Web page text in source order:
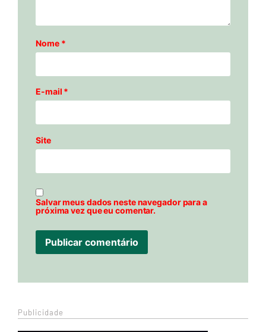
Nome *
E-mail *
Site
Salvar meus dados neste navegador para a
próxima vez que eu comentar.
Publicidade